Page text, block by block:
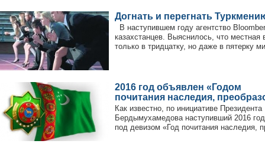
Догнать и перегнать
В наступившем году агентство
казахстанцев. Выяснилось, что
только в тридцатку, но даже в пятерку
2016 год объявлен «Годом
почитания наследия,
Как известно, по инициативе Президента
Бердымухамедова наступивший 2016
под девизом «Год почитания наследия,